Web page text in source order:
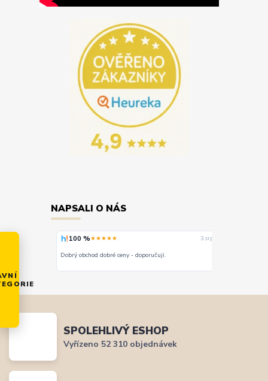
NAPSALI O NÁS
100 %★★★★★ 3. srpna
Dobrý obchod dobré ceny - doporučuji.
SPOLEHLIVÝ ESHOP
Vyřízeno 52 310 objednávek